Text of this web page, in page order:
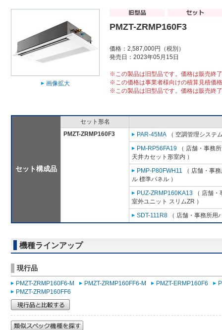
画像拡大
PMZT-ZRMP160F3
価格：2,587,000円（税別）
発売日：2023年05月15日
※この製品は旧型品です。価格は販売終
※この価格は事業者様向けの積算見積価
※この製品は旧型品です。価格は販売終
セット構成品
セット形名
PMZT-ZRMP160F3
PAR-45MA （ 空調管理システ
PM-RP56FA19 （ 店舗・事務
天井カセット形室内 ）
PMP-P80FWH11 （ 店舗・事
ル 標準パネル ）
PUZ-ZRMP160KA13 （ 店舗
室外ユニット スリムZR ）
SDT-111R8 （ 店舗・事務所用
機種ラインアップ
現行品
PMZT-ZRMP160F6-M PMZT-ZRMP160FF6-M PMZT-ERMP160F6
PMZT-ZRMP160FF6